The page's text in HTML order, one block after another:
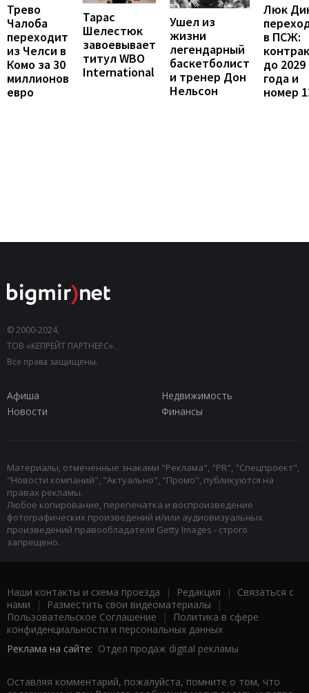
Трево
Чалоба
переходит
из Челси в
Комо за 30
миллионов
евро
Тарас
Шелестюк
завоевывает
титул WBO
International
Ушел из
жизни
легендарный
баскетболист
и тренер Дон
Нельсон
Люк
в ПСЖ:
до 2029
года и
номер
© 2000-2024,
ТОВ «КЕПРЕЙТ ПАРТНЕРС».
Все права защищены.
Афиша
Недвижимость
Новости
Финансы
Материалы, отмеченные знаками "Реклама", "PR", "Спецпроект",
"Новости компаний", "Актуально", "Промо", публикуются на
правах рекламы.
Любое копирование, перепечатка и воспроизведение
фотографических произведений и/или аудиовизуальных
произведений правообладателя Getty Images - строго
запрещено.
Наши контакты и схема проезда | Редакция | Связаться с
нами | Разместить свои видеоматериалы |
Пользовательское Соглашение |
Политика в сфере
конфиденциальности и персональных данных
Реклама на сайте: Отдел продаж digital рекламы
Оставляя комментарий, пожалуйста, помните о том, что